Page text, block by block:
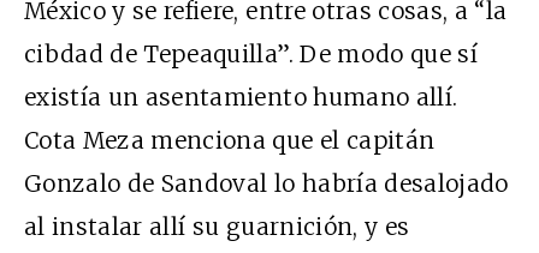
México y se refiere, entre otras cosas, a “la
cibdad de Tepeaquilla”. De modo que sí
existía un asentamiento humano allí.
Cota Meza menciona que el capitán
Gonzalo de Sandoval lo habría desalojado
al instalar allí su guarnición, y es